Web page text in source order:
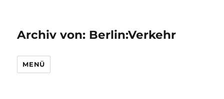
Archiv von: Berlin:Verkehr
MENÜ